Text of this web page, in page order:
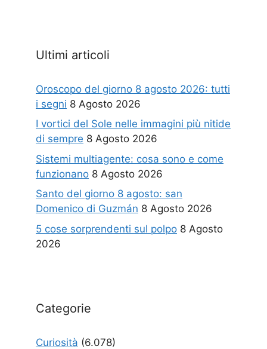
Ultimi articoli
Oroscopo del giorno 8 agosto 2026: tutti
i segni 8 Agosto 2026
I vortici del Sole nelle immagini più nitide
di sempre 8 Agosto 2026
Sistemi multiagente: cosa sono e come
funzionano 8 Agosto 2026
Santo del giorno 8 agosto: san
Domenico di Guzmán 8 Agosto 2026
5 cose sorprendenti sul polpo 8 Agosto
2026
Categorie
Curiosità (6.078)